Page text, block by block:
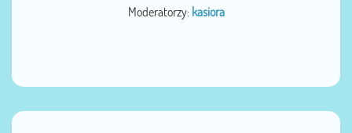
Moderatorzy: kasiora